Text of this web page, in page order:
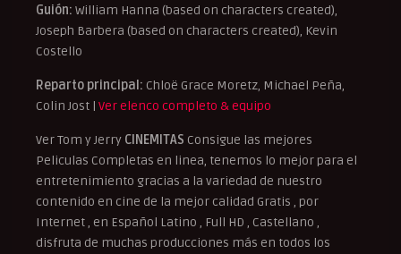
Guión: William Hanna (based on characters created),
Joseph Barbera (based on characters created), Kevin
Costello
Reparto principal: Chloë Grace Moretz, Michael Peña,
Colin Jost | Ver elenco completo & equipo
Ver Tom y Jerry CINEMITAS Consigue las mejores
Peliculas Completas en linea, tenemos lo mejor para el
entretenimiento gracias a la variedad de nuestro
contenido en cine de la mejor calidad Gratis , por
Internet , en Español Latino , Full HD , Castellano ,
disfruta de muchas producciones más en todos los